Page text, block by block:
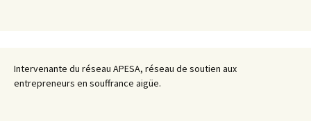
Intervenante du réseau APESA, réseau de soutien aux
entrepreneurs en souffrance aigüe.